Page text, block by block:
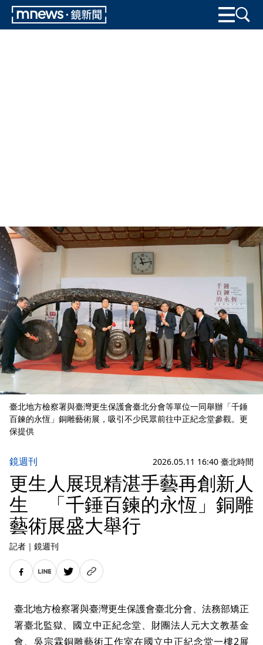
臺北地方檢察署與臺灣更生保護會臺北分會等單位一同舉辦「千錘
百鍊的永恆」銅雕藝術展，吸引不少民眾前往中正紀念堂參觀。更
保提供
鏡週刊 2026.05.11 16:40 臺北時間
更生人展現精湛手藝再創新人
生 「千錘百鍊的永恆」銅雕
藝術展盛大舉行
記者 ｜ 鏡週刊
臺北地方檢察署與臺灣更生保護會臺北分會、法務部矯正
署臺北監獄、國立中正紀念堂、財團法人元大文教基金
會、吳宗霖銅雕藝術工作室在國立中正紀念堂一樓2展